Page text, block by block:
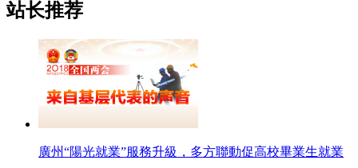
站长推荐
廣州“陽光就業”服務升級，多方聯動促高校畢業生就業